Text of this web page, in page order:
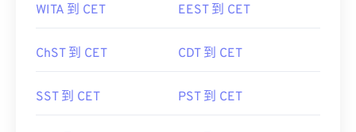
WITA 到 CET EEST 到 CET
ChST 到 CET CDT 到 CET
SST 到 CET PST 到 CET